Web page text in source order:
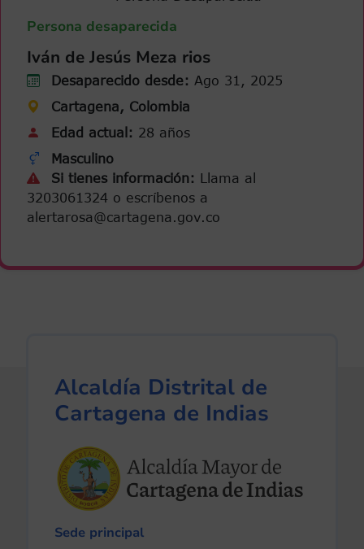
Persona desaparecida
Iván de Jesús Meza rios
Desaparecido desde: Ago 31, 2025
Cartagena, Colombia
Edad actual: 28 años
Masculino
Si tienes información: Llama al
3203061324 o escríbenos a
alertarosa@cartagena.gov.co
Alcaldía Distrital de
Cartagena de Indias
Sede principal